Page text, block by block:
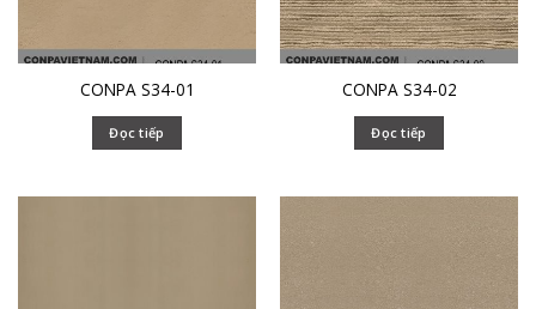
CONPA S34-01
Đọc tiếp
CONPA S34-02
Đọc tiếp